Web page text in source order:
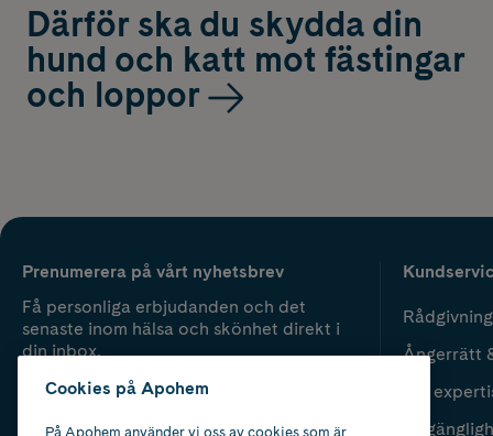
Därför ska du skydda din
hund och katt mot fästingar
och loppor
Prenumerera på vårt nyhetsbrev
Få personliga erbjudanden och det
senaste inom hälsa och skönhet direkt i
din inbox.
Ångerrätt
Vår
Cookies på Apohem
På Apohem använder vi oss av cookies som är